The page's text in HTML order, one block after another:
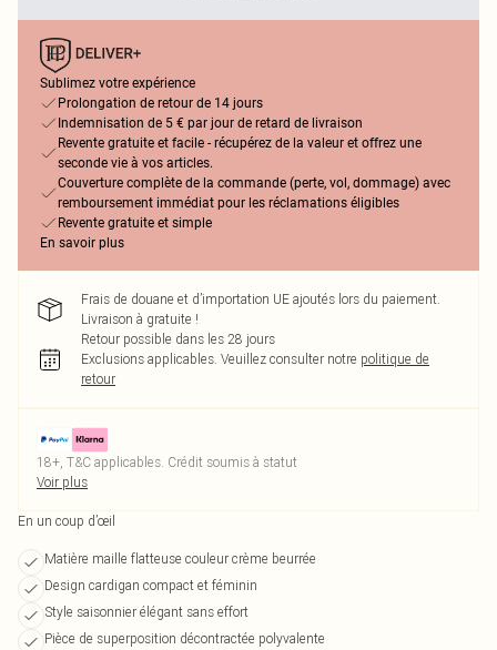
Sublimez votre expérience
Prolongation de retour de 14 jours
Indemnisation de 5 € par jour de retard de livraison
Revente gratuite et facile - récupérez de la valeur et offrez une
seconde vie à vos articles.
Couverture complète de la commande (perte, vol, dommage) avec
remboursement immédiat pour les réclamations éligibles
Revente gratuite et simple
En savoir plus
Frais de douane et d’importation UE ajoutés lors du paiement.
Livraison à gratuite !
Retour possible dans les 28 jours
Exclusions applicables. Veuillez consulter notre politique de
retour
18+, T&C applicables. Crédit soumis à statut
Voir plus
En un coup d’œil
Matière maille flatteuse couleur crème beurrée
Design cardigan compact et féminin
Style saisonnier élégant sans effort
Pièce de superposition décontractée polyvalente